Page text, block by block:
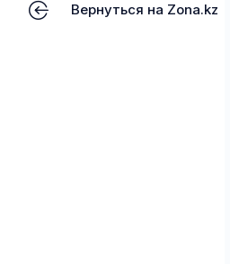
Вернуться на Zona.kz